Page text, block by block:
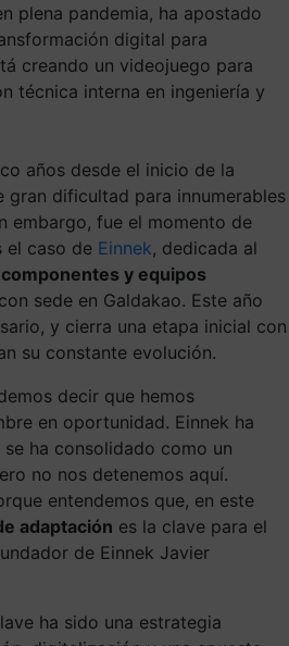
plena pandemia, ha apostado
digital para
creando un videojuego para
técnica interna en ingeniería y
años desde el inicio de la
gran dificultad para innumerables
embargo, fue el momento de
el caso de Einnek, dedicada al
componentes y equipos
con sede en Galdakao. Este año
y cierra una etapa inicial con
su constante evolución.
decir que hemos
en oportunidad. Einnek ha
ha consolidado como un
no nos detenemos aquí.
entendemos que, en este
adaptación es la clave para el
de Einnek Javier
ha sido una estrategia